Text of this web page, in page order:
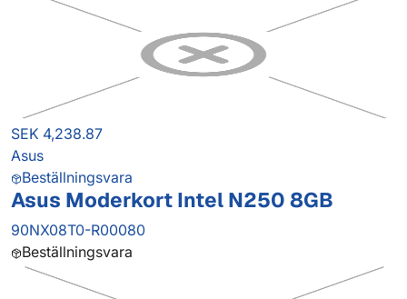
SEK 4,238.87
Asus
Beställningsvara
Asus Moderkort Intel N250 8GB
90NX08T0-R00080
Beställningsvara